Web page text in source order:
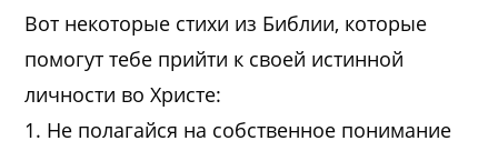
Вот некоторые стихи из Библии, которые
помогут тебе прийти к своей истинной
личности во Христе:
1. Не полагайся на собственное понимание